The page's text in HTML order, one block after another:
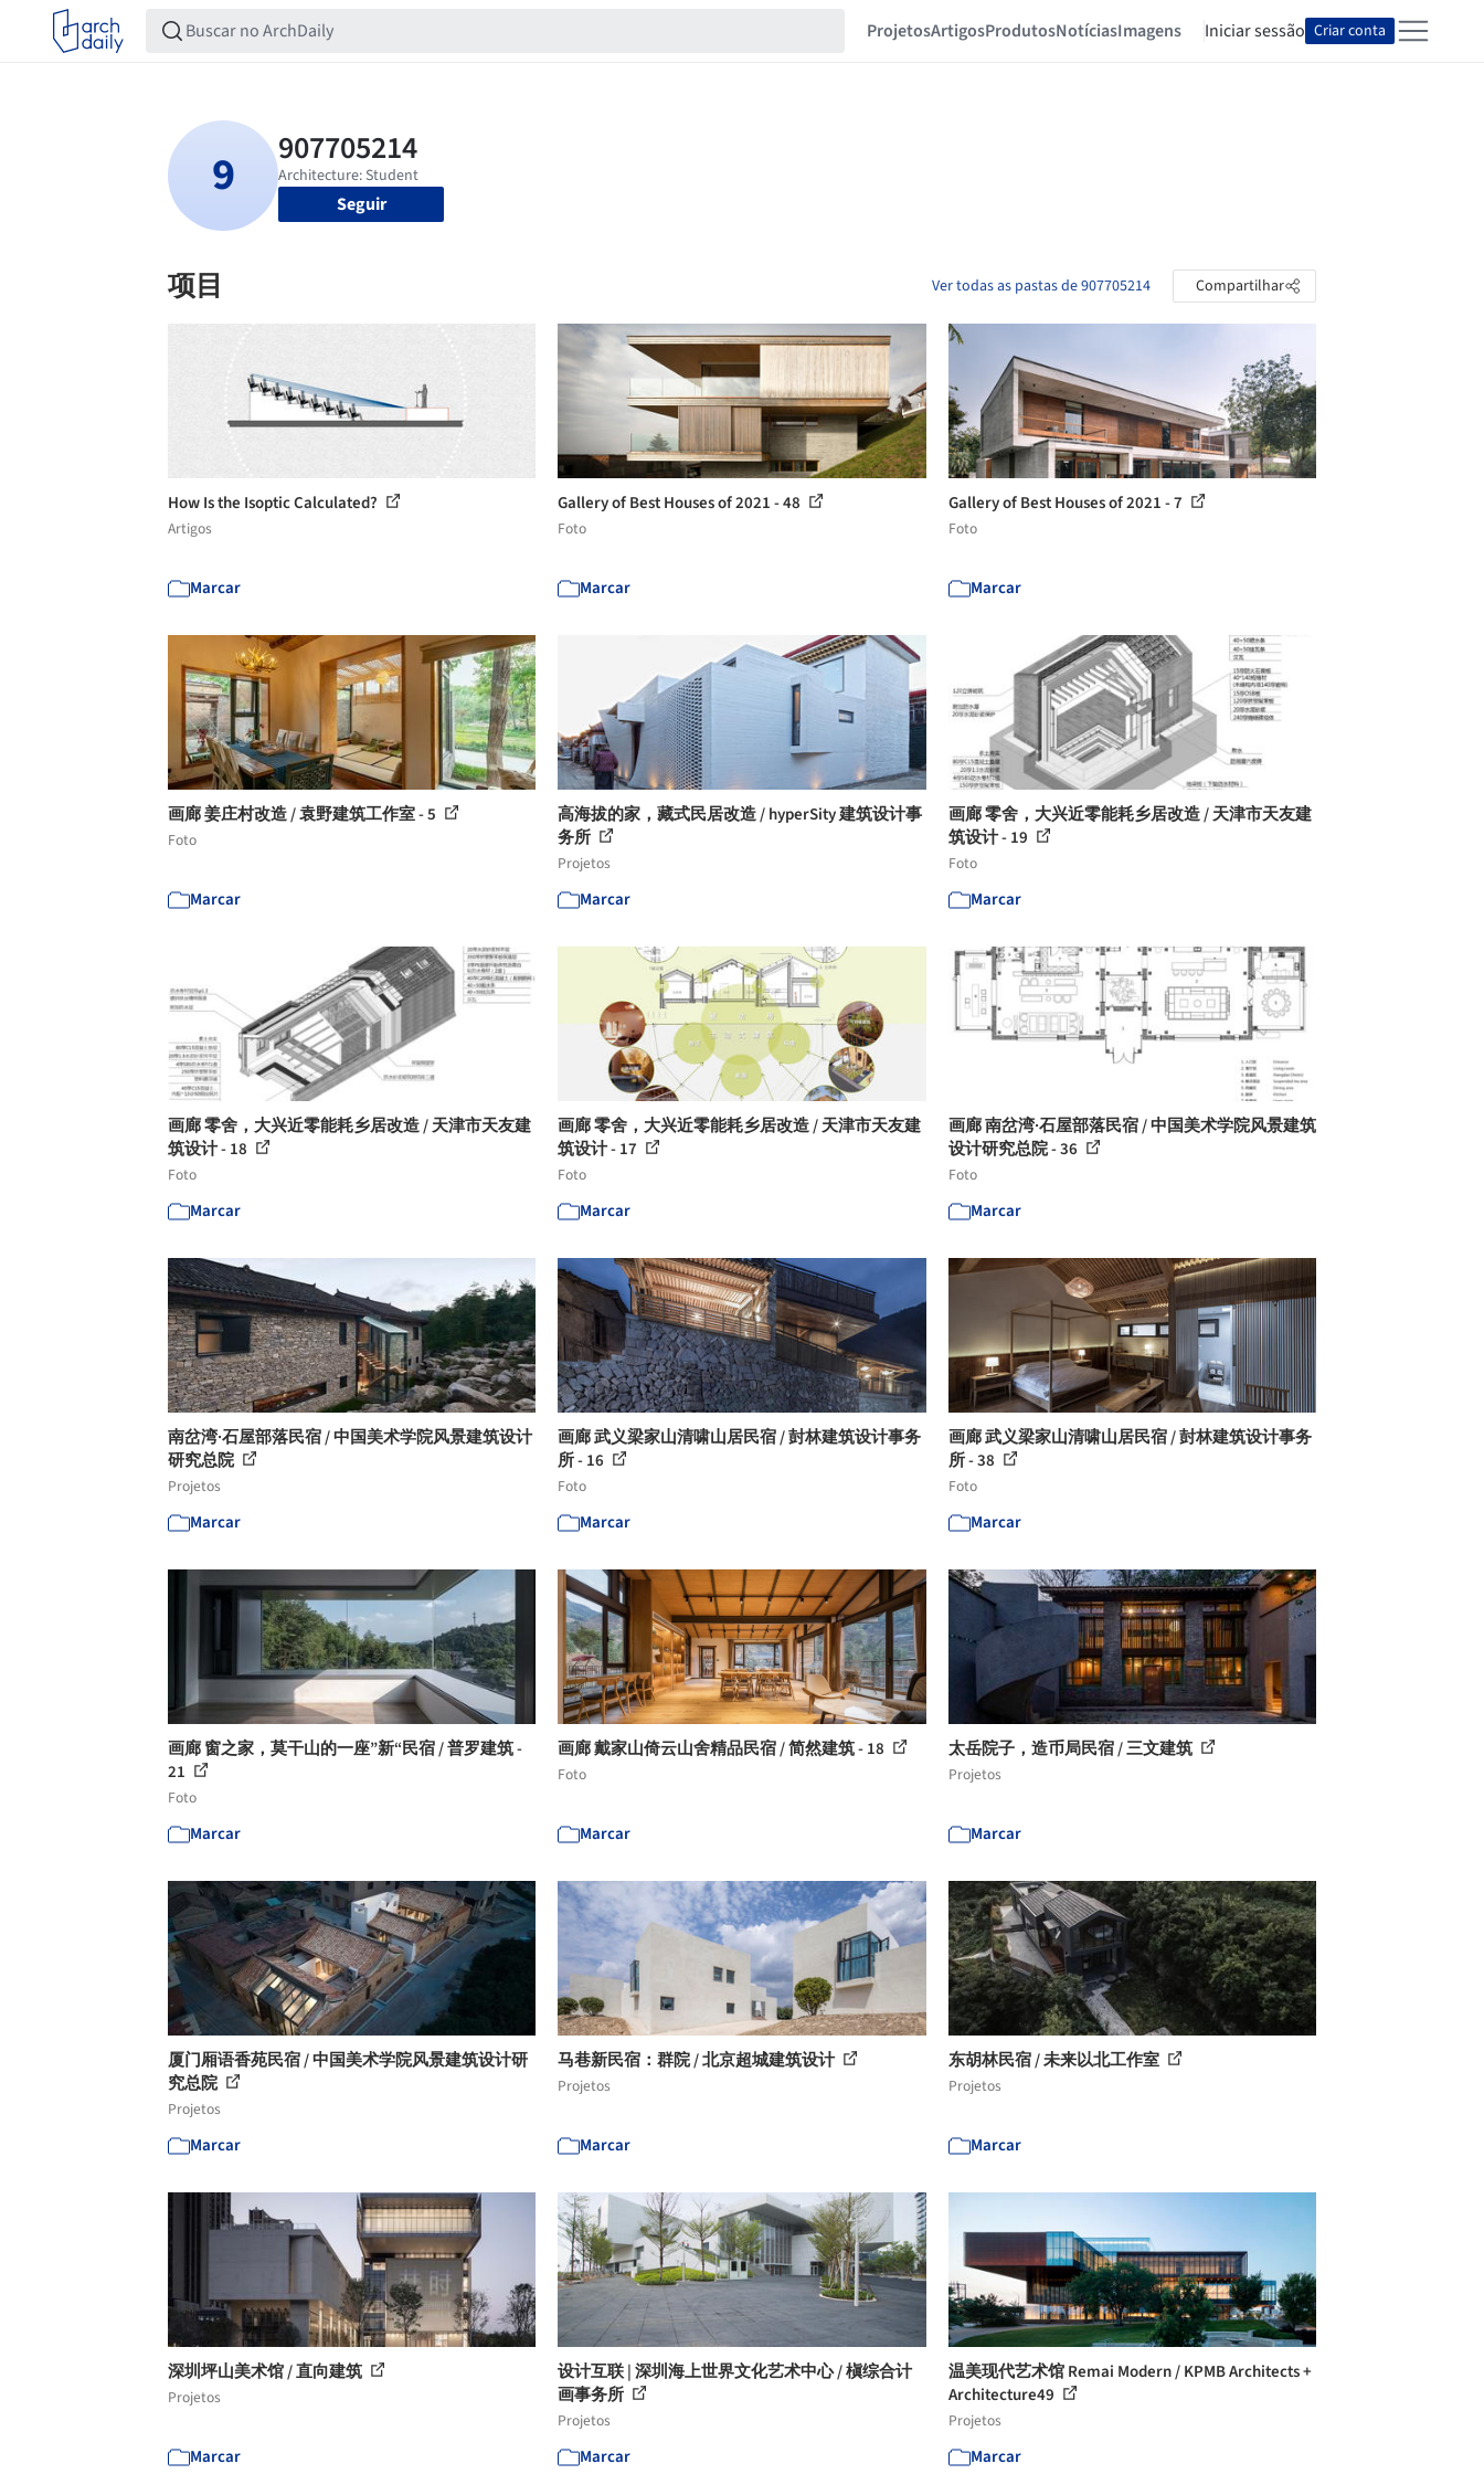
ProjetosArtigosProdutosNotíciasImagens Iniciar sessão Criar conta
Seguir
项目 Ver todas as pastas de 907705214 Compartilhar
How Is the Isoptic Calculated?
Artigos
Marcar
Gallery of Best Houses of 2021 - 48
Foto
Marcar
Gallery of Best Houses of 2021 - 7
Foto
Marcar
画廊 姜庄村改造 / 袁野建筑工作室 - 5
Foto
Marcar
高海拔的家，藏式民居改造 / hyperSity 建筑设计事
务所
Projetos
Marcar
画廊 零舍，大兴近零能耗乡居改造 / 天津市天友建
筑设计 - 19
Foto
Marcar
画廊 零舍，大兴近零能耗乡居改造 / 天津市天友建
筑设计 - 18
Foto
Marcar
画廊 零舍，大兴近零能耗乡居改造 / 天津市天友建
筑设计 - 17
Foto
Marcar
画廊 南岔湾·石屋部落民宿 / 中国美术学院风景建筑
设计研究总院 - 36
Foto
Marcar
南岔湾·石屋部落民宿 / 中国美术学院风景建筑设计
研究总院
Projetos
Marcar
画廊 武义梁家山清啸山居民宿 / 尌林建筑设计事务
所 - 16
Foto
Marcar
画廊 武义梁家山清啸山居民宿 / 尌林建筑设计事务
所 - 38
Foto
Marcar
画廊 窗之家，莫干山的一座”新“民宿 / 普罗建筑 -
21
Foto
Marcar
画廊 戴家山倚云山舍精品民宿 / 简然建筑 - 18
Foto
Marcar
太岳院子，造币局民宿 / 三文建筑
Projetos
Marcar
厦门厢语香苑民宿 / 中国美术学院风景建筑设计研
究总院
Projetos
Marcar
马巷新民宿：群院 / 北京超城建筑设计
Projetos
Marcar
东胡林民宿 / 未来以北工作室
Projetos
Marcar
深圳坪山美术馆 / 直向建筑
Projetos
Marcar
设计互联 | 深圳海上世界文化艺术中心 / 槇综合计
画事务所
Projetos
Marcar
温美现代艺术馆 Remai Modern / KPMB Architects +
Architecture49
Projetos
Marcar